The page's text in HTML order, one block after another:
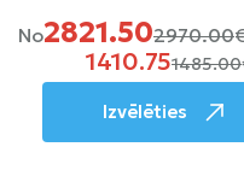
No2821.502970.00
1410.751485.00
Izvēlēties